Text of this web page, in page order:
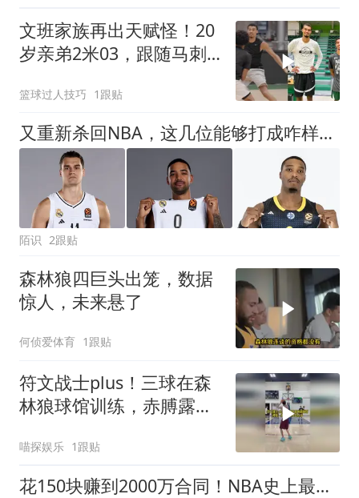
文班家族再出天赋怪！20
岁亲弟2米03，跟随马刺
篮球过人技巧 1跟贴
又重新杀回NBA，这几位能够打成咋样呢？
陌识 2跟贴
森林狼四巨头出笼，数据
惊人，未来悬了
何侦爱体育 1跟贴
符文战士plus！三球在森
林狼球馆训练，赤膊露出
喵探娱乐 1跟贴
花150块赚到2000万合同！NBA史上最夸张逆袭！